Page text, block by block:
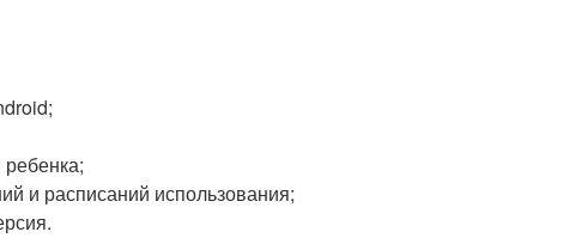
и расписаний использования;